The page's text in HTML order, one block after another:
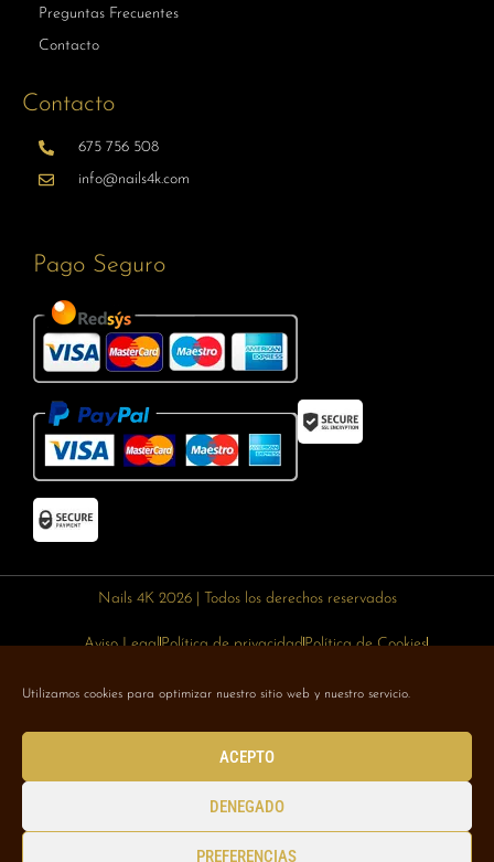
Utilizamos cookies para optimizar nuestro sitio web y nuestro servicio.
ACEPTO
DENEGADO
PREFERENCIAS
Preguntas Frecuentes
Contacto
Contacto
675 756 508
info@nails4k.com
Pago Seguro
Nails 4K 2026 | Todos los derechos reservados
Aviso LegalPolítica de privacidadPolítica de Cookies